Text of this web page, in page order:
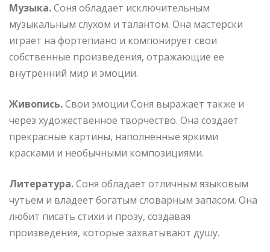
Музыка.Соня обладает исключительным
музыкальным слухом и талантом. Она мастерски
играет на фортепиано и компонирует свои
собственные произведения, отражающие ее
внутренний мир и эмоции.
Живопись.Свои эмоции Соня выражает также и
через художественное творчество. Она создает
прекрасные картины, наполненные яркими
красками и необычными композициями.
Литература.Соня обладает отличным языковым
чутьем и владеет богатым словарным запасом. Она
любит писать стихи и прозу, создавая
произведения, которые захватывают душу.